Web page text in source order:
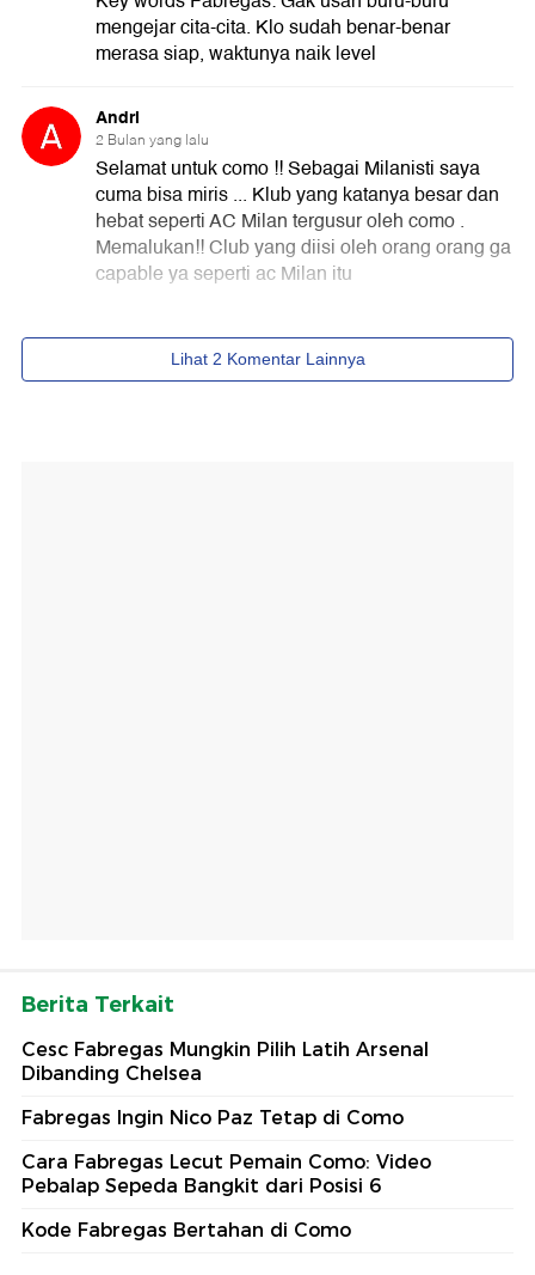
Berita Terkait
Cesc Fabregas Mungkin Pilih Latih Arsenal
Dibanding Chelsea
Fabregas Ingin Nico Paz Tetap di Como
Cara Fabregas Lecut Pemain Como: Video
Pebalap Sepeda Bangkit dari Posisi 6
Kode Fabregas Bertahan di Como